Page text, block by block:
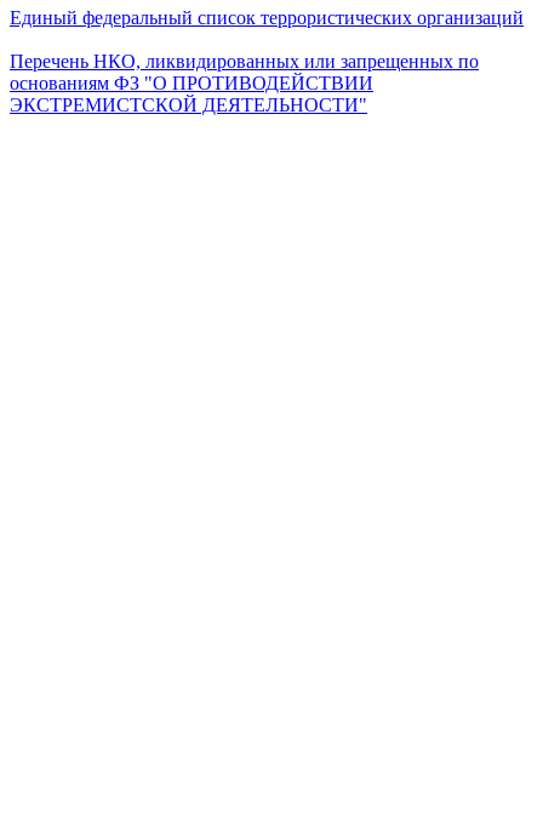
Единый федеральный список террористических организаций
Перечень НКО, ликвидированных или запрещенных по
основаниям ФЗ "О ПРОТИВОДЕЙСТВИИ
ЭКСТРЕМИСТСКОЙ ДЕЯТЕЛЬНОСТИ"